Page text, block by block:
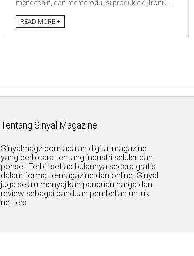
mendesain, dan memeroduksi produk elektronik. ...
READ MORE +
Tentang Sinyal Magazine
Sinyalmagz.com adalah digital magazine
yang berbicara tentang industri seluler dan
ponsel. Terbit setiap bulannya secara gratis
dalam format e-magazine dan online. Sinyal
juga selalu menyajikan panduan harga dan
review sebagai panduan pembelian untuk
netters